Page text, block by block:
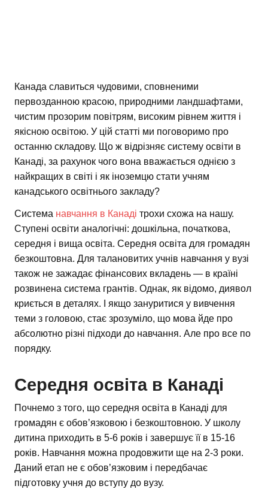
Канада славиться чудовими, сповненими
первозданною красою, природними ландшафтами,
чистим прозорим повітрям, високим рівнем життя і
якісною освітою. У цій статті ми поговоримо про
останню складову. Що ж відрізняє систему освіти в
Канаді, за рахунок чого вона вважається однією з
найкращих в світі і як іноземцю стати учням
канадського освітнього закладу?
Система навчання в Канаді трохи схожа на нашу.
Ступені освіти аналогічні: дошкільна, початкова,
середня і вища освіта. Середня освіта для громадян
безкоштовна. Для талановитих учнів навчання у вузі
також не зажадає фінансових вкладень — в країні
розвинена система грантів. Однак, як відомо, диявол
криється в деталях. І якщо зануритися у вивчення
теми з головою, стає зрозуміло, що мова йде про
абсолютно різні підходи до навчання. Але про все по
порядку.
Середня освіта в Канаді
Почнемо з того, що середня освіта в Канаді для
громадян є обов’язковою і безкоштовною. У школу
дитина приходить в 5-6 років і завершує її в 15-16
років. Навчання можна продовжити ще на 2-3 роки.
Даний етап не є обов’язковим і передбачає
підготовку учня до вступу до вузу.